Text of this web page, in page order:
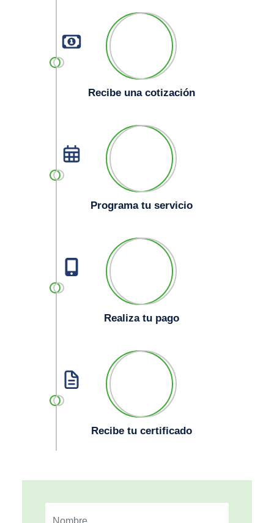
Recibe una cotización
Programa tu servicio
Realiza tu pago
Recibe tu certificado